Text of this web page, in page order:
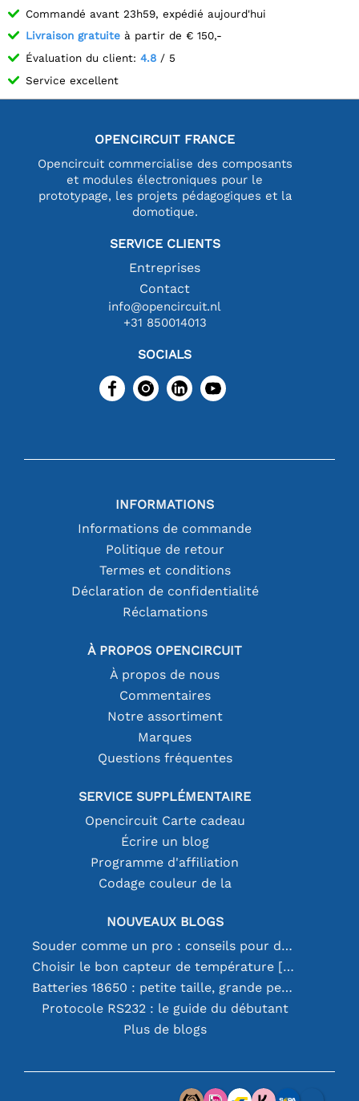
Commandé avant 23h59, expédié aujourd'hui
Livraison gratuite à partir de € 150,-
Évaluation du client: 4.8 / 5
Service excellent
OPENCIRCUIT FRANCE
Opencircuit commercialise des composants
et modules électroniques pour le
prototypage, les projets pédagogiques et la
domotique.
SERVICE CLIENTS
Entreprises
Contact
info@opencircuit.nl
+31 850014013
SOCIALS
INFORMATIONS
Informations de commande
Politique de retour
Termes et conditions
Déclaration de confidentialité
Réclamations
À PROPOS OPENCIRCUIT
À propos de nous
Commentaires
Notre assortiment
Marques
Questions fréquentes
SERVICE SUPPLÉMENTAIRE
Opencircuit Carte cadeau
Écrire un blog
Programme d'affiliation
Codage couleur de la
NOUVEAUX BLOGS
Souder comme un pro : conseils pour des connexions électroniques parfaites
Choisir le bon capteur de température [youtube]
Batteries 18650 : petite taille, grande performance
Protocole RS232 : le guide du débutant
Plus de blogs